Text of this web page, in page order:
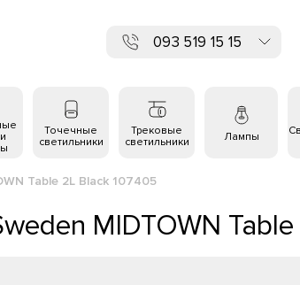
093 519 15 15
Точечные
светильники
Трековые
светильники
Лампы
Table 2L Black 107405
MIDTOWN